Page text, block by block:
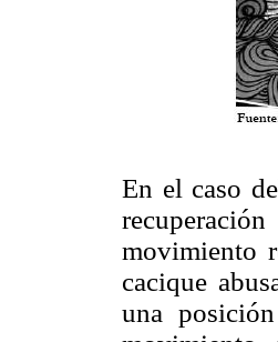
En el caso
movimiento
cacique
una